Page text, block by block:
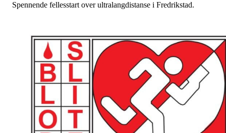
Spennende fellesstart over ultralangdistanse i Fredrikstad.